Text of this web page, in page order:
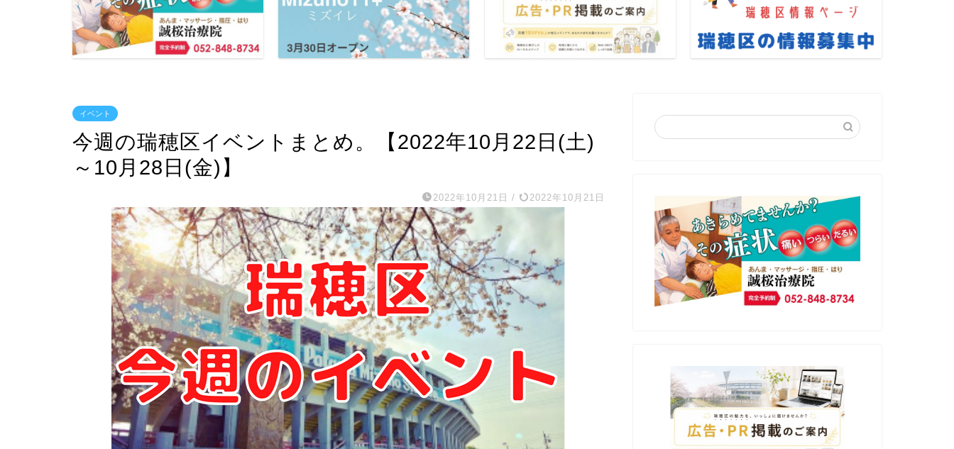
イベント
今週の瑞穂区イベントまとめ。【2022年10月22日(土)
～10月28日(金)】
2022年10月21日 / 2022年10月21日